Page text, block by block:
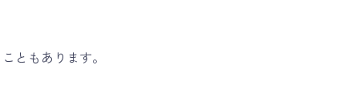
ともあります。